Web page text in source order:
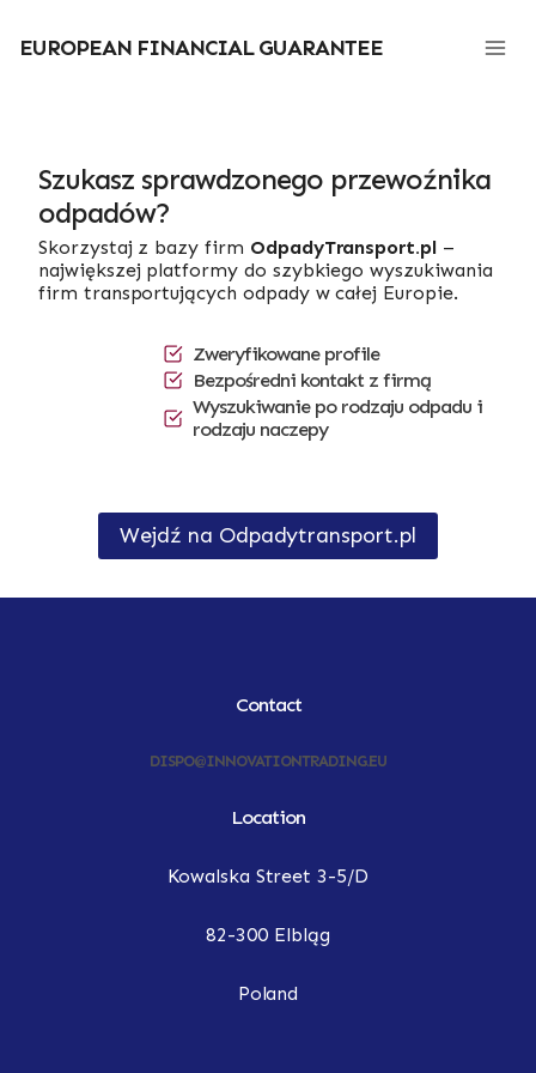
treści
EUROPEAN FINANCIAL GUARANTEE
Szukasz sprawdzonego przewoźnika
odpadów?
Skorzystaj z bazy firm OdpadyTransport.pl–
największej platformy do szybkiego wyszukiwania
firm transportujących odpady w całej Europie.
Zweryfikowane profile
Bezpośredni kontakt z firmą
Wyszukiwanie po rodzaju odpadu i
rodzaju naczepy
Wejdź na Odpadytransport.pl
Contact
DISPO@INNOVATIONTRADING.EU
Location
Kowalska Street 3-5/D
82-300 Elbląg
Poland